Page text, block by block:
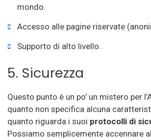
mondo.
Accesso alle pagine riservate
Supporto di alto livello.
5. Sicurezza
Questo punto è un po’ un mistero per
quanto non specifica alcuna
quanto riguarda i suoi protocolli di
Possiamo semplicemente accennare